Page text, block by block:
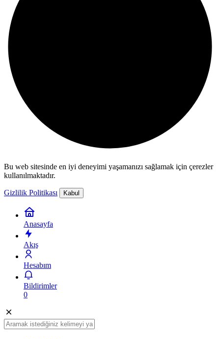
Bu web sitesinde en iyi deneyimi yaşamanızı sağlamak için çerezler
kullanılmaktadır.
Gizlilik Politikası Kabul
Anasayfa
Akış
Hesabım
Bildirimler
0